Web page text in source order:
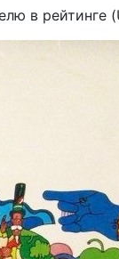
в рейтинге